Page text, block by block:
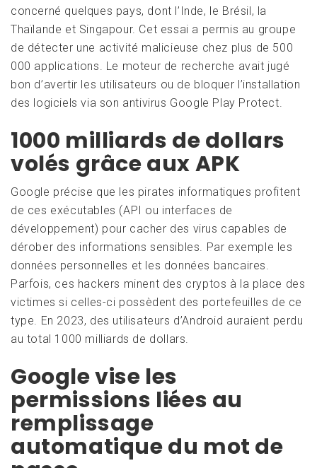
concerné quelques pays, dont l’Inde, le Brésil, la
Thaïlande et Singapour. Cet essai a permis au groupe
de détecter une activité malicieuse chez plus de 500
000 applications. Le moteur de recherche avait jugé
bon d’avertir les utilisateurs ou de bloquer l’installation
des logiciels via son antivirus Google Play Protect.
1000 milliards de dollars
volés grâce aux APK
Google précise que les pirates informatiques profitent
de ces exécutables (API ou interfaces de
développement) pour cacher des virus capables de
dérober des informations sensibles. Par exemple les
données personnelles et les données bancaires.
Parfois, ces hackers minent des cryptos à la place des
victimes si celles-ci possèdent des portefeuilles de ce
type. En 2023, des utilisateurs d’Android auraient perdu
au total 1000 milliards de dollars.
Google vise les
permissions liées au
remplissage
automatique du mot de